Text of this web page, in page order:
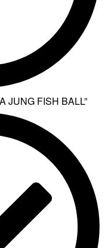
JUNG FISH BALL”